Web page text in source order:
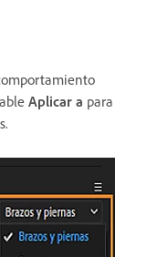
Aplicar a para